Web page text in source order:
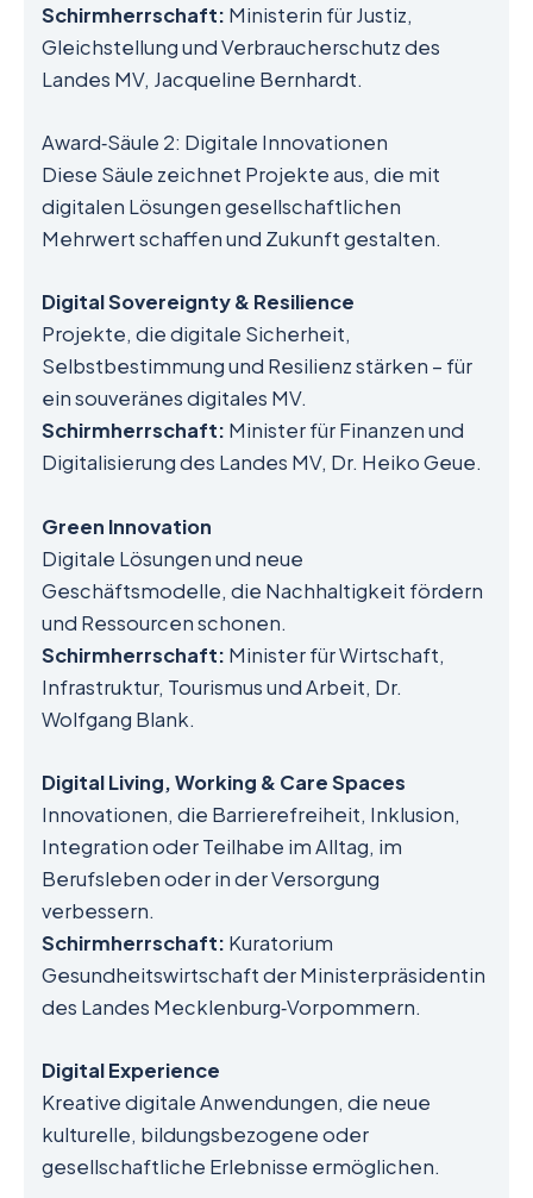
Schirmherrschaft: Ministerin für Justiz,
Gleichstellung und Verbraucherschutz des
Landes MV, Jacqueline Bernhardt.
Award‑Säule 2: Digitale Innovationen
Diese Säule zeichnet Projekte aus, die mit
digitalen Lösungen gesellschaftlichen
Mehrwert schaffen und Zukunft gestalten.
Digital Sovereignty & Resilience
Projekte, die digitale Sicherheit,
Selbstbestimmung und Resilienz stärken – für
ein souveränes digitales MV.
Schirmherrschaft: Minister für Finanzen und
Digitalisierung des Landes MV, Dr. Heiko Geue.
Green Innovation
Digitale Lösungen und neue
Geschäftsmodelle, die Nachhaltigkeit fördern
und Ressourcen schonen.
Schirmherrschaft: Minister für Wirtschaft,
Infrastruktur, Tourismus und Arbeit, Dr.
Wolfgang Blank.
Digital Living, Working & Care Spaces
Innovationen, die Barrierefreiheit, Inklusion,
Integration oder Teilhabe im Alltag, im
Berufsleben oder in der Versorgung
verbessern.
Schirmherrschaft: Kuratorium
Gesundheitswirtschaft der Ministerpräsidentin
des Landes Mecklenburg‑Vorpommern.
Digital Experience
Kreative digitale Anwendungen, die neue
kulturelle, bildungsbezogene oder
gesellschaftliche Erlebnisse ermöglichen.